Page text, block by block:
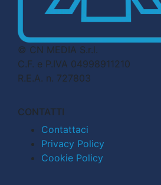
© CN MEDIA S.r.l.
C.F. e P.IVA 04998911210
R.E.A. n. 727803
CONTATTI
Contattaci
Privacy Policy
Cookie Policy